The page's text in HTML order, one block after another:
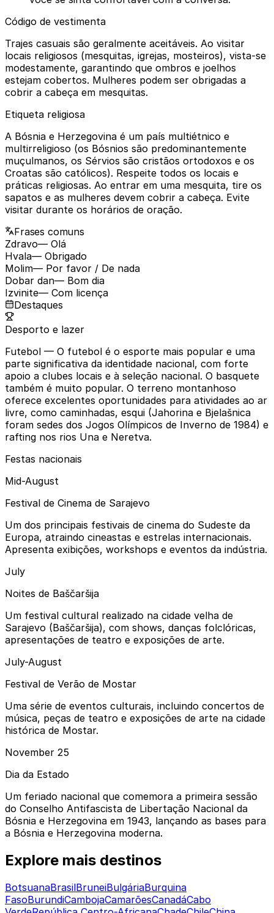
Código de vestimenta
Trajes casuais são geralmente aceitáveis. Ao visitar
locais religiosos (mesquitas, igrejas, mosteiros), vista-se
modestamente, garantindo que ombros e joelhos
estejam cobertos. Mulheres podem ser obrigadas a
cobrir a cabeça em mesquitas.
Etiqueta religiosa
A Bósnia e Herzegovina é um país multiétnico e
multirreligioso (os Bósnios são predominantemente
muçulmanos, os Sérvios são cristãos ortodoxos e os
Croatas são católicos). Respeite todos os locais e
práticas religiosas. Ao entrar em uma mesquita, tire os
sapatos e as mulheres devem cobrir a cabeça. Evite
visitar durante os horários de oração.
Frases comuns
Zdravo— Olá
Hvala— Obrigado
Molim— Por favor / De nada
Dobar dan— Bom dia
Izvinite— Com licença
Destaques
Desporto e lazer
Futebol — O futebol é o esporte mais popular e uma
parte significativa da identidade nacional, com forte
apoio a clubes locais e à seleção nacional. O basquete
também é muito popular. O terreno montanhoso
oferece excelentes oportunidades para atividades ao ar
livre, como caminhadas, esqui (Jahorina e Bjelašnica
foram sedes dos Jogos Olímpicos de Inverno de 1984) e
rafting nos rios Una e Neretva.
Festas nacionais
Mid-August
Festival de Cinema de Sarajevo
Um dos principais festivais de cinema do Sudeste da
Europa, atraindo cineastas e estrelas internacionais.
Apresenta exibições, workshops e eventos da indústria.
July
Noites de Baščaršija
Um festival cultural realizado na cidade velha de
Sarajevo (Baščaršija), com shows, danças folclóricas,
apresentações de teatro e exposições de arte.
July-August
Festival de Verão de Mostar
Uma série de eventos culturais, incluindo concertos de
música, peças de teatro e exposições de arte na cidade
histórica de Mostar.
November 25
Dia da Estado
Um feriado nacional que comemora a primeira sessão
do Conselho Antifascista de Libertação Nacional da
Bósnia e Herzegovina em 1943, lançando as bases para
a Bósnia e Herzegovina moderna.
Explore mais destinos
BotsuanaBrasilBruneiBulgáriaBurquina
FasoBurundiCambojaCamarõesCanadáCabo